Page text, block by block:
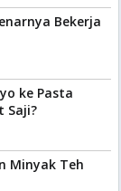
Bekerja
ke Pasta
Saji?
Minyak Teh